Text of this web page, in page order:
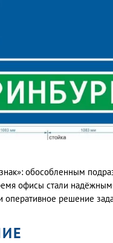
обособленным
офисы стали
оперативное решение